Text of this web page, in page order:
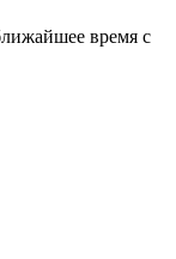
время с